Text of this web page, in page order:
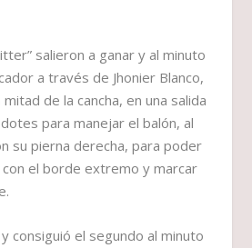
salieron a ganar y al minuto
a través de Jhonier Blanco,
de la cancha, en una salida
para manejar el balón, al
su pierna derecha, para poder
el borde extremo y marcar
consiguió el segundo al minuto